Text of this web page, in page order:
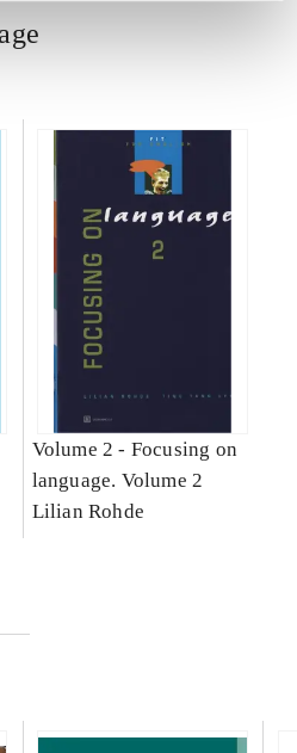
Volume 2 - Focusing on
language. Volume 2
Lilian Rohde